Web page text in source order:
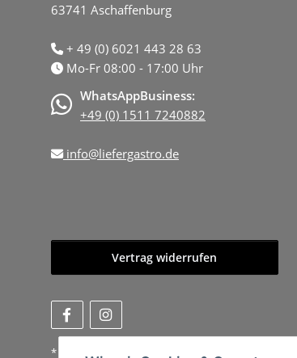
63741 Aschaffenburg
+ 49 (0) 6021 443 28 63
Mo-Fr 08:00 - 17:00 Uhr
WhatsAppBusiness:
+49 (0) 1511 7240882
info@liefergastro.de
Vertrag widerrufen
* Alle Preise zzgl. gesetzlicher USt., zzgl.